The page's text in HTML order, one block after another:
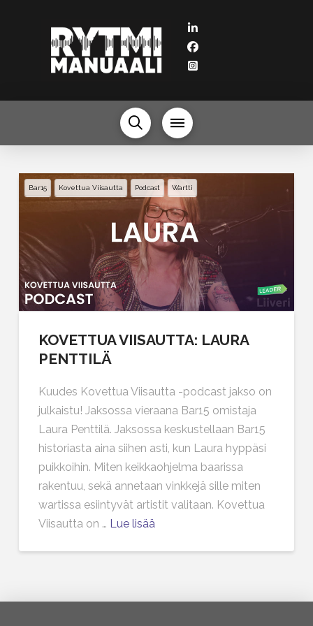
KOVETTUA VIISAUTTA: LAURA
PENTTILÄ
Kuudes Kovettua Viisautta -podcast jakso on
julkaistu! Jaksossa vieraana Bar15 omistaja
Laura Penttilä. Jaksossa keskustellaan Bar15
historiasta aina siihen asti, kun Laura hyppäsi
puikkoihin. Miten keikkaohjelma baarissa
rakentuu, sekä annetaan vinkkejä sille miten
wartissa esiintyvät artistit valitaan. Kovettua
Viisautta on … Lue lisää
Bar15 Kovettua Viisautta Podcast Wartti